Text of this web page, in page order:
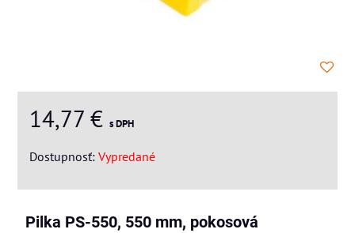
14,77 € s DPH
Dostupnosť: Vypredané
Pilka PS-550, 550 mm, pokosová